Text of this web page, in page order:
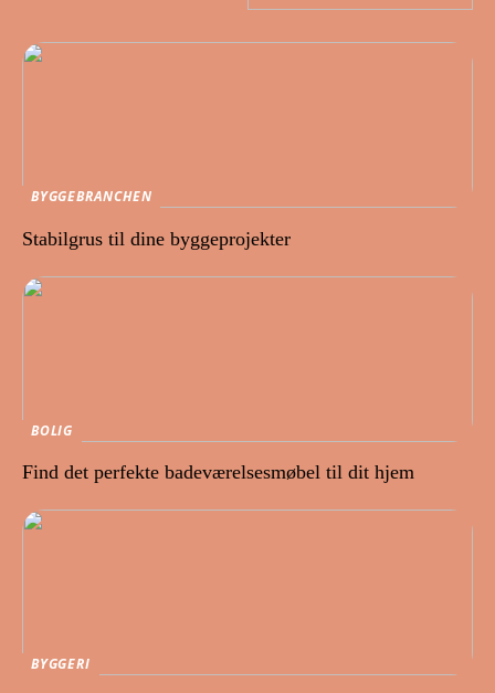
BYGGEBRANCHEN
Stabilgrus til dine byggeprojekter
BOLIG
Find det perfekte badeværelsesmøbel til dit hjem
BYGGERI